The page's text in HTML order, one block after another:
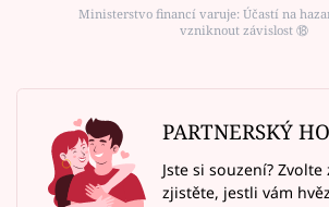
Ministerstvo financí varuje: Účastí na
vzniknout závislost ⑱
PARTNERSKÝ
Jste si souzení?
zjistěte, jestli vám